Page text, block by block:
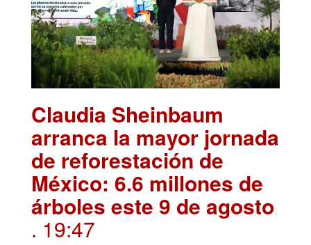
Claudia Sheinbaum
arranca la mayor jornada
de reforestación de
México: 6.6 millones de
árboles este 9 de agosto
. 19:47